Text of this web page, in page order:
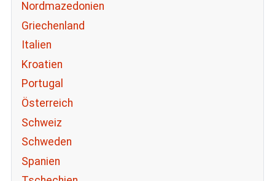
Nordmazedonien
Griechenland
Italien
Kroatien
Portugal
Österreich
Schweiz
Schweden
Spanien